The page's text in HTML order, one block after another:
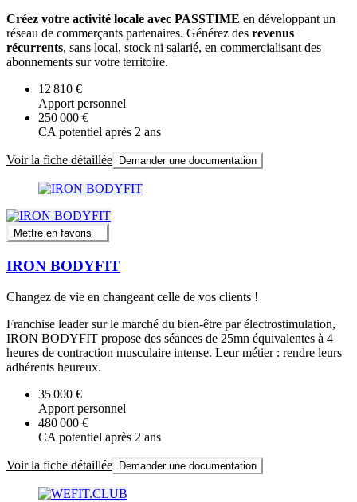
Créez votre activité locale avec PASSTIME en développant un
réseau de commerçants partenaires. Générez des revenus
récurrents, sans local, stock ni salarié, en commercialisant des
abonnements sur votre territoire.
12 810 €
Apport personnel
250 000 €
CA potentiel après 2 ans
Voir la fiche détaillée Demander une documentation
Mettre en favoris
IRON BODYFIT
Changez de vie en changeant celle de vos clients !
Franchise leader sur le marché du bien-être par électrostimulation,
IRON BODYFIT propose des séances de 25mn équivalentes à 4
heures de contraction musculaire intense. Leur métier : rendre leurs
adhérents heureux.
35 000 €
Apport personnel
480 000 €
CA potentiel après 2 ans
Voir la fiche détaillée Demander une documentation